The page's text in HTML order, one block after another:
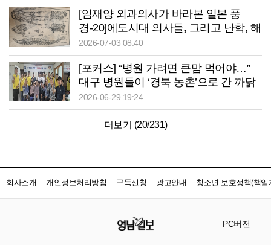
[임재양 외과의사가 바라본 일본 풍
경-20]에도시대 의사들, 그리고 난학, 해
체신서
2026-07-03 08:40
[포커스] “병원 가려면 큰맘 먹어야…”
대구 병원들이 ‘경북 농촌’으로 간 까닭
2026-06-29 19:24
더보기 (20/231)
회사소개 개인정보처리방침 구독신청 광고안내 청소년 보호정책(책임
PC버전